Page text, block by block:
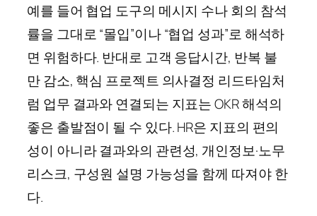
예를 들어 협업 도구의 메시지 수나 회의 참석
률을 그대로 “몰입”이나 “협업 성과”로 해석하
면 위험하다. 반대로 고객 응답시간, 반복 불
만 감소, 핵심 프로젝트 의사결정 리드타임처
럼 업무 결과와 연결되는 지표는 OKR 해석의
좋은 출발점이 될 수 있다. HR은 지표의 편의
성이 아니라 결과와의 관련성, 개인정보·노무
리스크, 구성원 설명 가능성을 함께 따져야 한
다.